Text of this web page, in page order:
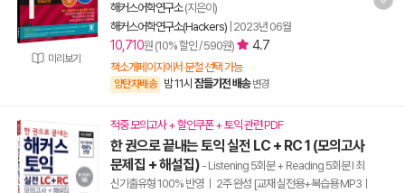
미리보기
해커스어학연구소(지은이)
해커스어학연구소(Hackers) 2023년 06월
10,710원 (10% 할인 / 590원) 4.7
책소개페이지에서 분철 선택 가능
양탄자배송 밤 11시 잠들기전 배송 변경
적중 모의고사 + 할인쿠폰 + 토익 관련 PDF
한 권으로 끝내는 토익 실전 LC + RC 1 (모의고사
문제집 + 해설집) - Listening 5회분 + Reading 5회분 l 최
신기출유형 100% 반영 ㅣ 2주 완성 [교재 실전용+복습용 MP3ㅣ